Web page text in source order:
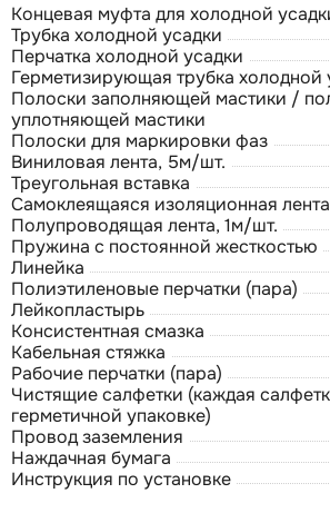
Концевая муфта для холодной
Трубка холодной усадки
Перчатка холодной усадки
Герметизирующая трубка холодной
Полоски заполняющей мастики /
уплотняющей мастики
Полоски для маркировки фаз
Виниловая лента, 5м/шт.
Треугольная вставка
Самоклеящаяся изоляционная
Полупроводящая лента, 1м/шт.
Пружина с постоянной жесткостью
Линейка
Полиэтиленовые перчатки (пара)
Лейкопластырь
Консистентная смазка
Кабельная стяжка
Рабочие перчатки (пара)
Чистящие салфетки (каждая
герметичной упаковке)
Провод заземления
Наждачная бумага
Инструкция по установке